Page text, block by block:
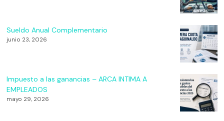
Sueldo Anual Complementario
junio 23, 2026
Impuesto a las ganancias – ARCA INTIMA A
EMPLEADOS
mayo 29, 2026